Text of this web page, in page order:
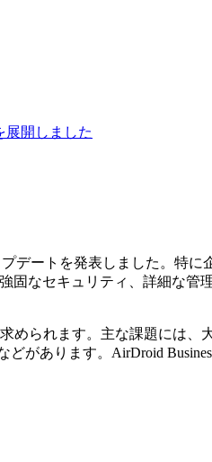
展開しました
デートを発表しました。特に
固なセキュリティ、詳細な管
められます。主な課題には、
があります。AirDroid